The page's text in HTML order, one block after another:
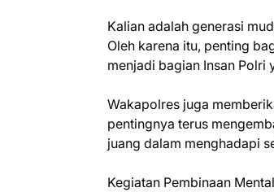
Kalian adalah generasi
Oleh karena itu, penting
menjadi bagian Insan Polri
Wakapolres juga
pentingnya terus
juang dalam menghadapi
Kegiatan Pembinaan